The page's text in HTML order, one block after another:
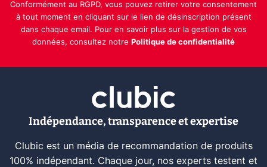
Conformément au RGPD, vous pouvez retirer votre consentement
à tout moment en cliquant sur le lien de désinscription présent
dans chaque email. Pour en savoir plus sur la gestion de vos
données, consultez notre Politique de confidentialité
Indépendance, transparence et expertise
Clubic est un média de recommandation de produits
100% indépendant. Chaque jour, nos experts testent et